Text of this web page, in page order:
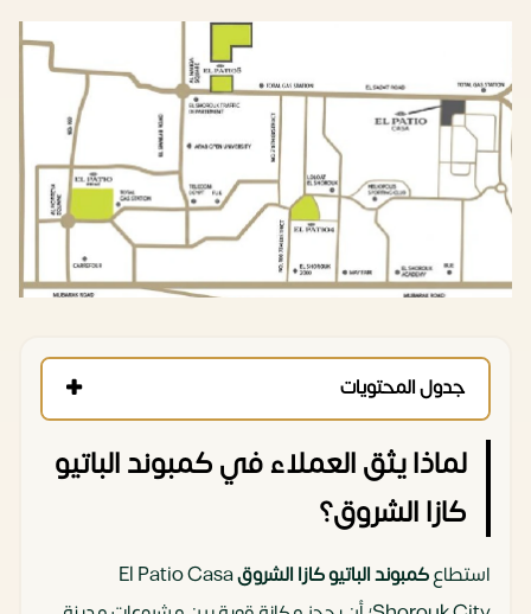
جدول المحتويات
لماذا يثق العملاء في كمبوند الباتيو
كازا الشروق؟
استطاعكمبوند الباتيو كازا الشروقEl Patio Casa